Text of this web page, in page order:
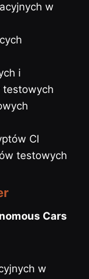
w
i
testowych
CI
testowych
Cars
w